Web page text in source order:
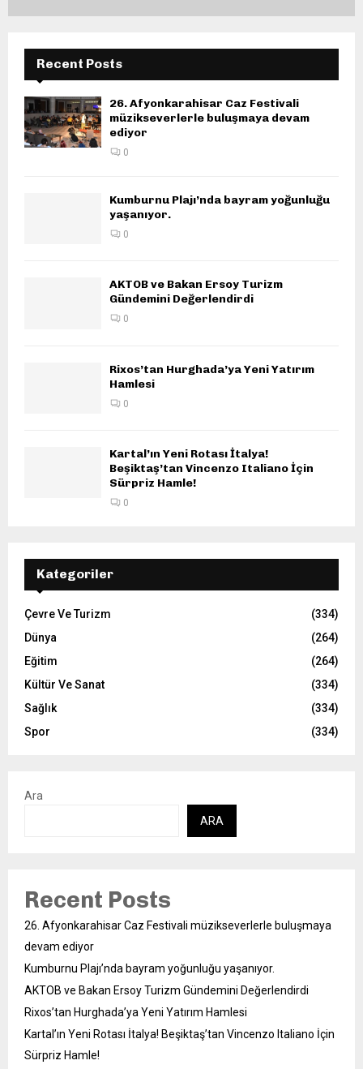
Recent Posts
26. Afyonkarahisar Caz Festivali
müzikseverlerle buluşmaya devam
ediyor
0
Kumburnu Plajı’nda bayram yoğunluğu
yaşanıyor.
0
AKTOB ve Bakan Ersoy Turizm
Gündemini Değerlendirdi
0
Rixos’tan Hurghada’ya Yeni Yatırım
Hamlesi
0
Kartal’ın Yeni Rotası İtalya!
Beşiktaş’tan Vincenzo Italiano İçin
Sürpriz Hamle!
0
Kategoriler
Çevre Ve Turizm
(334)
Dünya
(264)
Eğitim
(264)
Kültür Ve Sanat
(334)
Sağlık
(334)
Spor
(334)
Ara
ARA
Recent Posts
26. Afyonkarahisar Caz Festivali müzikseverlerle buluşmaya
devam ediyor
Kumburnu Plajı’nda bayram yoğunluğu yaşanıyor.
AKTOB ve Bakan Ersoy Turizm Gündemini Değerlendirdi
Rixos’tan Hurghada’ya Yeni Yatırım Hamlesi
Kartal’ın Yeni Rotası İtalya! Beşiktaş’tan Vincenzo Italiano İçin
Sürpriz Hamle!